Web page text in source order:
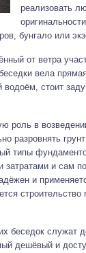
реализовать
бунгало или
от ветра
вела
водоём, стоит
роль в
разровнять
типы
и сам
и
беседок служат
дешёвый и